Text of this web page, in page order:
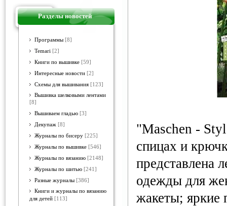
Разделы новостей
Программы [8]
Temari [2]
Книги по вышивке [59]
Интересные новости [2]
Схемы для вышивания [123]
Вышивка шелковыми лентами
[8]
Вышиваем гладью [3]
Декупаж [8]
Журналы по бисеру [225]
Журналы по вышивке [546]
Журналы по вязанию [2148]
Журналы по шитью [241]
Разные журналы [386]
Книги и журналы по вязанию
для детей [113]
"Maschen -
спицах и
представлена
одежды для
жакеты; яркие